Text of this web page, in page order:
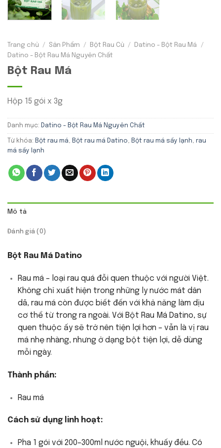
Trang chủ / Sản Phẩm / Bột Rau Củ / Datino - Bột Rau Má
/
Datino - Bột Rau Má Nguyên Chất
Bột Rau Má
Hộp 15 gói x 3g
Danh mục: Datino - Bột Rau Má Nguyên Chất
Từ khóa: Bột rau má, Bột rau má Datino, Bột rau má sấy lạnh, rau
má sấy lạnh
Mô tả
Đánh giá (0)
Bột Rau Má Datino
Rau má – loại rau quá đỗi quen thuộc với người Việt.
Không chỉ xuất hiện trong những ly nước mát dân
dã, rau má còn được biết đến với khả năng làm dịu
cơ thể từ trong ra ngoài. Với Bột Rau Má Datino, sự
quen thuộc ấy sẽ trở nên tiện lợi hơn – vẫn là vị rau
má nhẹ nhàng, nhưng ở dạng bột tiện lợi, dễ dùng
mỗi ngày.
Thành phần:
Rau má
Cách sử dụng linh hoạt:
Pha 1 gói với 200–300ml nước nguội, khuấy đều. Có